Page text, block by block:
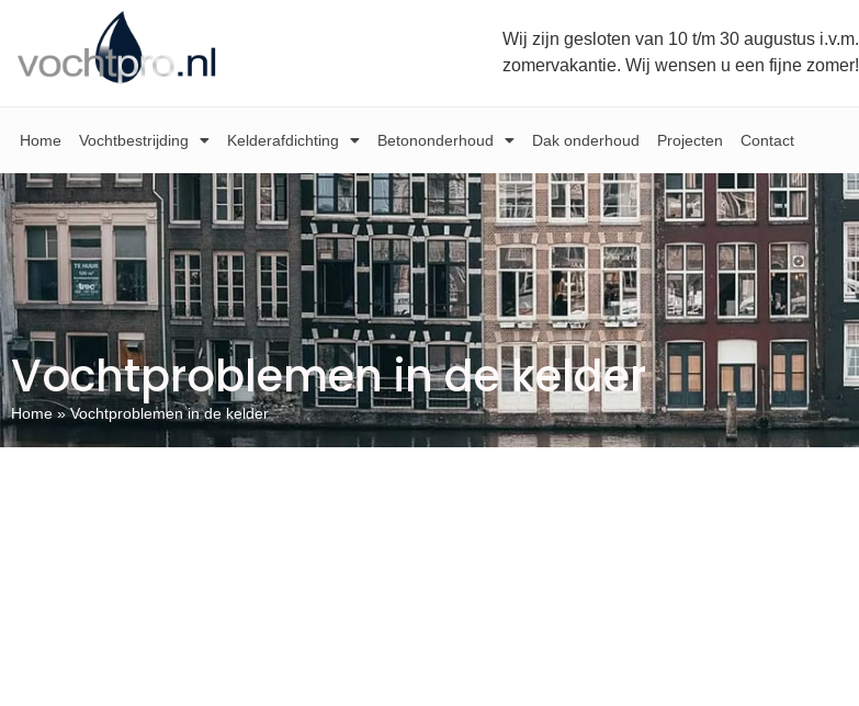
Wij zijn gesloten van 10 t/m 30 augustus i.v.m.
zomervakantie. Wij wensen u een fijne zomer!
Home Vochtbestrijding Kelderafdichting Betononderhoud Dak onderhoud Projecten Contact
Vochtproblemen in de kelder
Home »Vochtproblemen in de kelder